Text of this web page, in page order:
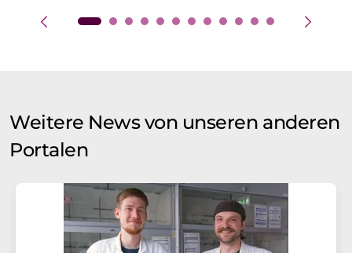
Weitere News von unseren anderen
Portalen